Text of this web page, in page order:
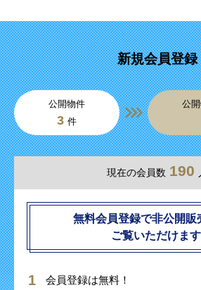
新規会員登録
公開物件
3 件
公
現在の会員数 190
無料会員登録で非公開販
ご覧いただけま
会員登録は無料！